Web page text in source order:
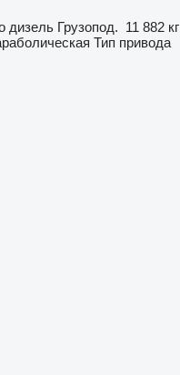
дизель Грузопод. 11 882 кг
Тип привода